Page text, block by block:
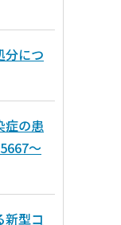
分につ
症の患
～
新型コ